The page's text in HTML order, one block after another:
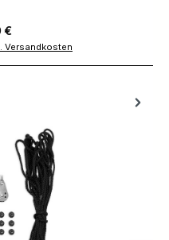
Preis:
€
Versandkosten